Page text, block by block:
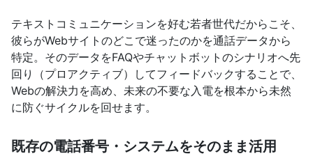
テキストコミュニケーションを好む若者世代だからこそ、
彼らがWebサイトのどこで迷ったのかを通話データから
特定。そのデータをFAQやチャットボットのシナリオへ先
回り（プロアクティブ）してフィードバックすることで、
Webの解決力を高め、未来の不要な入電を根本から未然
に防ぐサイクルを回せます。
既存の電話番号・システムをそのまま活用